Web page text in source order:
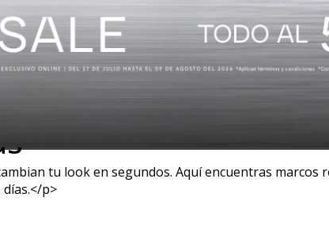
tu look en segundos. Aquí encuentras
p>